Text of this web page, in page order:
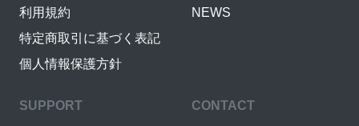
利用規約
特定商取引に基づく表記
個人情報保護方針
NEWS
SUPPORT CONTACT